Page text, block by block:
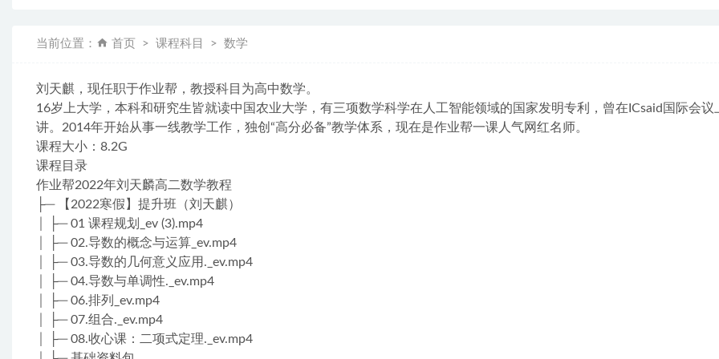
当前位置： 首页 课程科目 数学
刘天麒，现任职于作业帮，教授科目为高中数学。
16岁上大学，本科和研究生皆就读中国农业大学，有三项数学科学在人工智能领域的国家发明专利，曾在ICsaid国际会议
讲。2014年开始从事一线教学工作，独创“高分必备”教学体系，现在是作业帮一课人气网红名师。
课程大小：8.2G
课程目录
作业帮2022年刘天麟高二数学教程
├─ 【2022寒假】提升班（刘天麒）
│ ├─ 01 课程规划_ev (3).mp4
│ ├─ 02.导数的概念与运算_ev.mp4
│ ├─ 03.导数的几何意义应用._ev.mp4
│ ├─ 04.导数与单调性._ev.mp4
│ ├─ 06.排列_ev.mp4
│ ├─ 07.组合._ev.mp4
│ ├─ 08.收心课：二项式定理._ev.mp4